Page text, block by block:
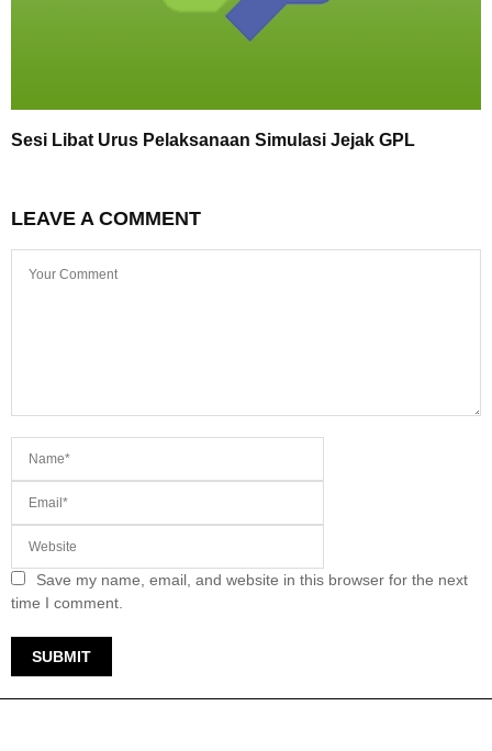
Sesi Libat Urus Pelaksanaan Simulasi Jejak GPL
LEAVE A COMMENT
Save my name, email, and website in this browser for the next
time I comment.